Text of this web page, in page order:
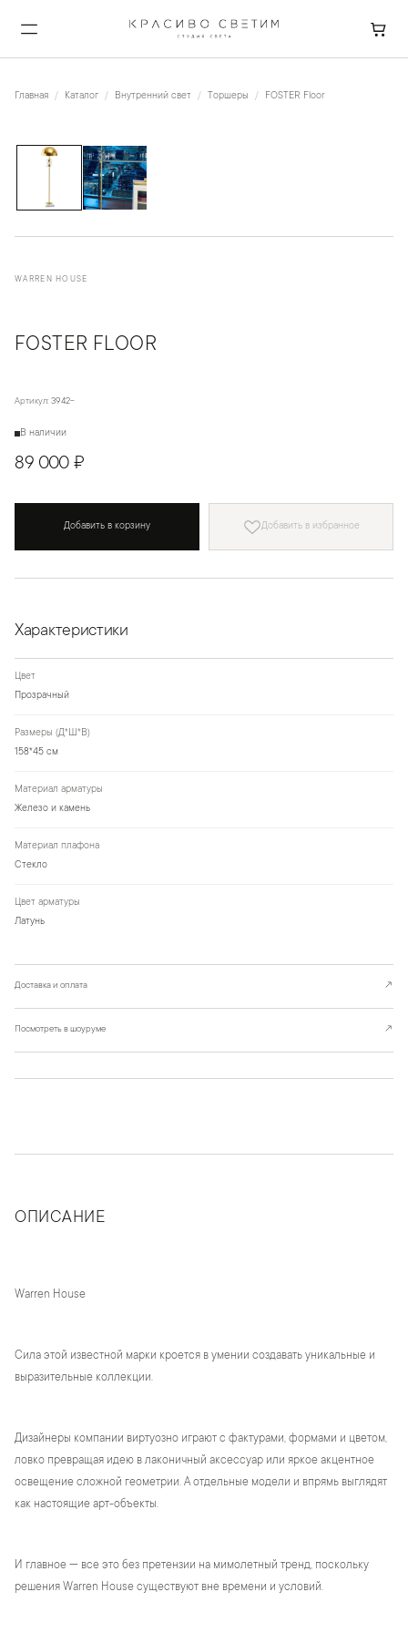
Главная Каталог Внутренний свет Торшеры FOSTER Floor
WARREN HOUSE
FOSTER FLOOR
Артикул: 3942-
В наличии
89 000 ₽
Добавить в корзину Добавить в избранное
Характеристики
Цвет
Прозрачный
Размеры (Д*Ш*В)
158*45 см
Материал арматуры
Железо и камень
Материал плафона
Стекло
Цвет арматуры
Латунь
Доставка и оплата ↗
Посмотреть в шоуруме ↗
ОПИСАНИЕ
Warren House
Сила этой известной марки кроется в умении создавать уникальные и
выразительные коллекции.
Дизайнеры компании виртуозно играют с фактурами, формами и цветом,
ловко превращая идею в лаконичный аксессуар или яркое акцентное
освещение сложной геометрии. А отдельные модели и впрямь выглядят
как настоящие арт-объекты.
И главное — все это без претензии на мимолетный тренд, поскольку
решения Warren House существуют вне времени и условий.